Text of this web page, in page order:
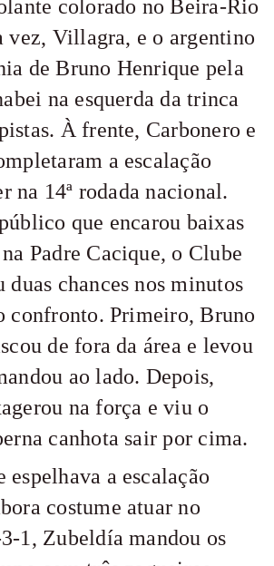
colorado no Beira-Rio
vez, Villagra, e o argentino
de Bruno Henrique pela
na esquerda da trinca
À frente, Carbonero e
a escalação
na 14ª rodada nacional.
que encarou baixas
Padre Cacique, o Clube
duas chances nos minutos
confronto. Primeiro, Bruno
de fora da área e levou
ao lado. Depois,
na força e viu o
canhota sair por cima.
espelhava a escalação
costume atuar no
1, Zubeldía mandou os